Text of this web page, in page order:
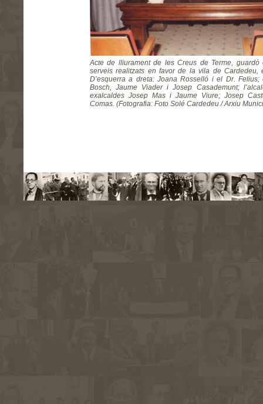
Acte de lliurament de les Creus de Terme,
serveis realitzats en favor de la vila de
D’esquerra a dreta: Joana Rosselló i el Dr. Felius;
Bosch, Jaume Viader i Josep Casademunt;
exalcaldes Josep Mas i Jaume Viure; Josep
Comas. (Fotografia: Foto Solé Cardedeu / Arxiu